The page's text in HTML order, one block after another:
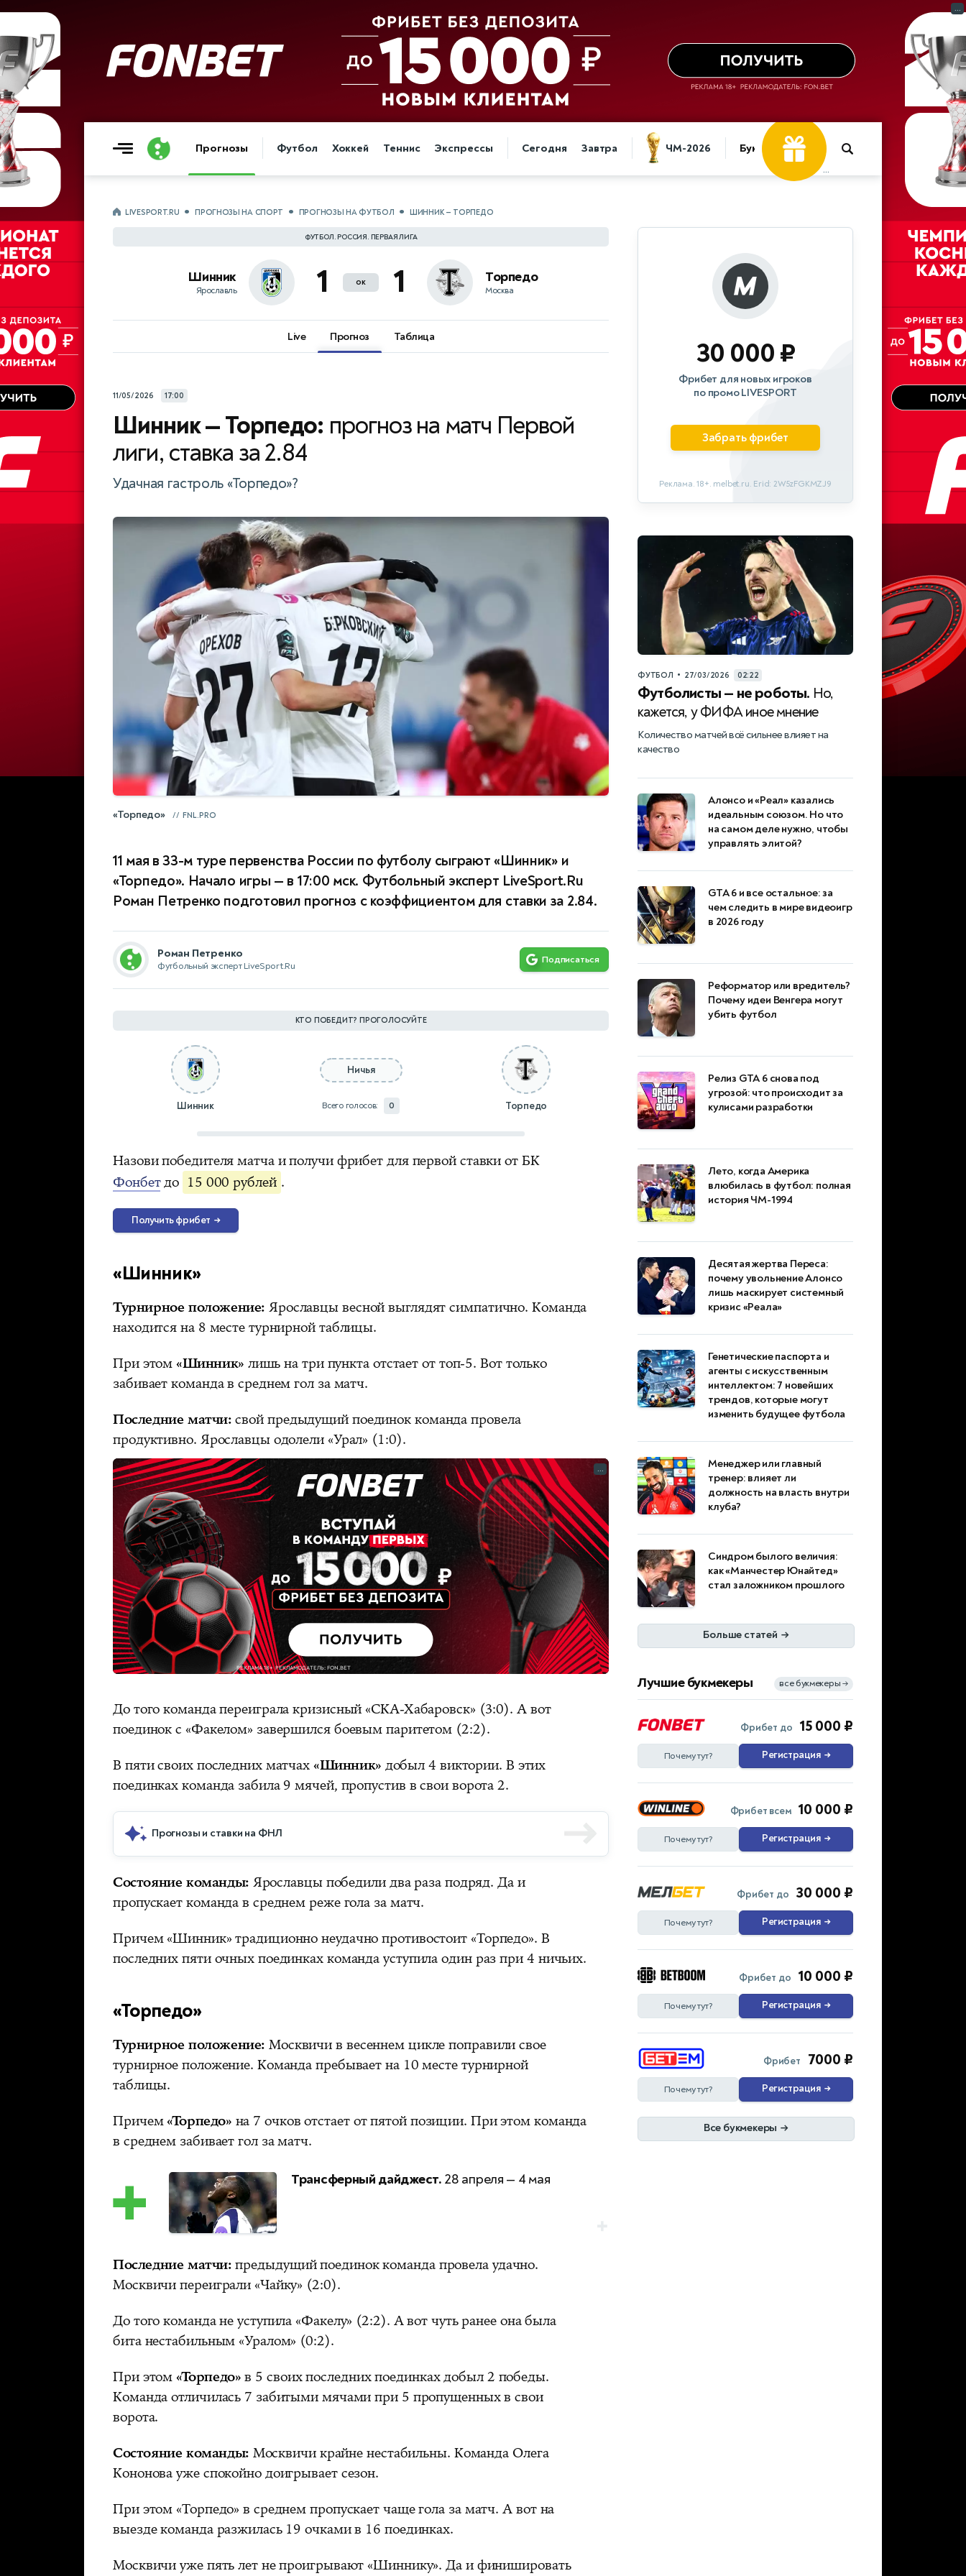
Прогнозы Футбол Хоккей Теннис Экспрессы Сегодня Завтра ЧМ-2026 Букмекеры
Фрибет
30 000 ₽
...
LIVESPORT.RU ПРОГНОЗЫ НА СПОРТ ПРОГНОЗЫ НА ФУТБОЛ ШИННИК — ТОРПЕДО
ФУТБОЛ. РОССИЯ. ПЕРВАЯ ЛИГА
Шинник
Ярославль 1 ок 1 Торпедо
Москва
Live Прогноз Таблица
11/05/2026 17:00
Шинник — Торпедо: прогноз на матч Первой
лиги, ставка за 2.84
Удачная гастроль «Торпедо»?
«Торпедо» FNL.PRO
11 мая в 33-м туре первенства России по футболу сыграют «Шинник» и
«Торпедо». Начало игры — в 17:00 мск. Футбольный эксперт LiveSport.Ru
Роман Петренко подготовил прогноз с коэффициентом для ставки за 2.84.
Роман Петренко
Футбольный эксперт LiveSport.Ru
Подписаться
КТО ПОБЕДИТ? ПРОГОЛОСУЙТЕ
Шинник
Ничья
Всего голосов: 0 Торпедо
Назови победителя матча и получи фрибет для первой ставки от БК
Фонбетдо 15 000 рублей .
Получить фрибет →
«Шинник»
Турнирное положение: Ярославцы весной выглядят симпатично. Команда
находится на 8 месте турнирной таблицы.
При этом«Шинник» лишь на три пункта отстает от топ-5. Вот только
забивает команда в среднем гол за матч.
Последние матчи:свой предыдущий поединок команда провела
продуктивно. Ярославцы одолели «Урал» (1:0).
...
До того команда переиграла кризисный «СКА-Хабаровск» (3:0). А вот
поединок с «Факелом» завершился боевым паритетом (2:2).
В пяти своих последних матчах«Шинник» добыл 4 виктории. В этих
поединках команда забила 9 мячей, пропустив в свои ворота 2.
Прогнозы и ставки на ФНЛ
Состояние команды: Ярославцы победили два раза подряд. Да и
пропускает команда в среднем реже гола за матч.
Причем «Шинник» традиционно неудачно противостоит «Торпедо». В
последних пяти очных поединках команда уступила один раз при 4 ничьих.
«Торпедо»
Турнирное положение: Москвичи в весеннем цикле поправили свое
турнирное положение. Команда пребывает на 10 месте турнирной
таблицы.
Причем«Торпедо» на 7 очков отстает от пятой позиции. При этом команда
в среднем забивает гол за матч.
Трансферный дайджест. 28 апреля — 4 мая
Последние матчи:предыдущий поединок команда провела удачно.
Москвичи переиграли «Чайку» (2:0).
До того команда не уступила «Факелу» (2:2). А вот чуть ранее она была
бита нестабильным «Уралом» (0:2).
При этом«Торпедо»в 5 своих последних поединках добыл 2 победы.
Команда отличилась 7 забитыми мячами при 5 пропущенных в свои
ворота.
Состояние команды: Москвичи крайне нестабильны. Команда Олега
Кононова уже спокойно доигрывает сезон.
При этом «Торпедо» в среднем пропускает чаще гола за матч. А вот на
выезде команда разжилась 19 очками в 16 поединках.
Москвичи уже пять лет не проигрывают «Шиннику». Да и финишировать
30 000 ₽
Фрибет для новых игроков
по промо LIVESPORT
Забрать фрибет
Реклама. 18+. melbet.ru. Erid: 2W5zFGKMZJ9
ФУТБОЛ • 27/03/2026 02:22
Футболисты — не роботы. Но,
кажется, у ФИФА иное мнение
Количество матчей всё сильнее влияет на
качество
Алонсо и «Реал» казались
идеальным союзом. Но что
на самом деле нужно, чтобы
управлять элитой?
GTA 6 и все остальное: за
чем следить в мире видеоигр
в 2026 году
Реформатор или вредитель?
Почему идеи Венгера могут
убить футбол
Релиз GTA 6 снова под
угрозой: что происходит за
кулисами разработки
Лето, когда Америка
влюбилась в футбол: полная
история ЧМ-1994
Десятая жертва Переса:
почему увольнение Алонсо
лишь маскирует системный
кризис «Реала»
Генетические паспорта и
агенты с искусственным
интеллектом: 7 новейших
трендов, которые могут
изменить будущее футбола
Менеджер или главный
тренер: влияет ли
должность на власть внутри
клуба?
Синдром былого величия:
как «Манчестер Юнайтед»
стал заложником прошлого
Больше статей →
Лучшие букмекеры все букмекеры →
Фрибет до 15 000 ₽
Почему тут? Регистрация →
Фрибет всем 10 000 ₽
Почему тут? Регистрация →
Фрибет до 30 000 ₽
Почему тут? Регистрация →
Фрибет до 10 000 ₽
Почему тут? Регистрация →
Фрибет 7000 ₽
Почему тут? Регистрация →
Все букмекеры →
...